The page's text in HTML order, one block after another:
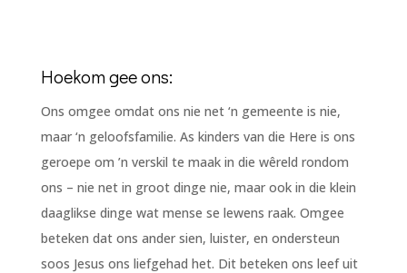
Hoekom gee ons:
Ons omgee omdat ons nie net ‘n gemeente is nie,
maar ‘n geloofsfamilie. As kinders van die Here is ons
geroepe om ’n verskil te maak in die wêreld rondom
ons – nie net in groot dinge nie, maar ook in die klein
daaglikse dinge wat mense se lewens raak. Omgee
beteken dat ons ander sien, luister, en ondersteun
soos Jesus ons liefgehad het. Dit beteken ons leef uit